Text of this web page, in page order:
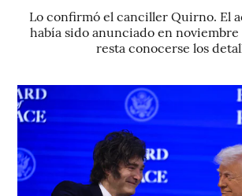
Lo confirmó el canciller Quirno. El
había sido anunciado en noviembre
resta conocerse los